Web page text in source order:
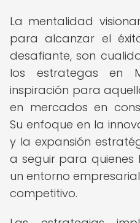
La mentalidad
para alcanzar el
desafiante, son
los estrategas en
inspiración para
en mercados en
Su enfoque en la
y la expansión
a seguir para quienes
un entorno
competitivo.